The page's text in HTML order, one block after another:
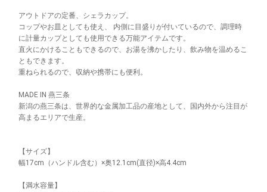
アウトドアの定番、シェラカップ。
コップやお皿としても使え、 内側に目盛りが付いているので、調理時
に計量カップとしても使用できる万能アイテムです。
直火にかけることもできるので、お湯を沸かしたり、飲み物を温めるこ
ともできます。
重ねられるので、収納や携帯にも便利。
MADE IN 燕三条
新潟の燕三条は、世界的な金属加工品の産地として、国内外から注目が
高まるエリアで生産。
【サイズ】
幅17cm（ハンドル含む）×奥12.1cm(直径)×高4.4cm
【満水容量】